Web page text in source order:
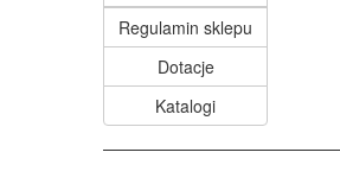
Regulamin sklepu
Dotacje
Katalogi